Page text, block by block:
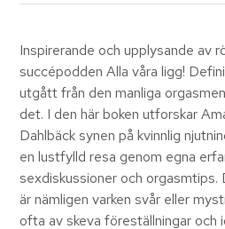
Inspirerande och upplysande av
succépodden Alla våra ligg!
utgått från den manliga
det. I den här boken utforskar
Dahlbäck synen på kvinnlig
en lustfylld resa genom egna
sexdiskussioner och orgasmtips.
är nämligen varken svår eller
ofta av skeva föreställningar och